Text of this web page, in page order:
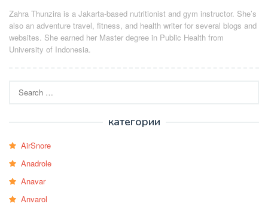
Zahra Thunzira is a Jakarta-based nutritionist and gym instructor. She’s
also an adventure travel, fitness, and health writer for several blogs and
websites. She earned her Master degree in Public Health from
University of Indonesia.
for:
категории
AirSnore
Anadrole
Anavar
Anvarol